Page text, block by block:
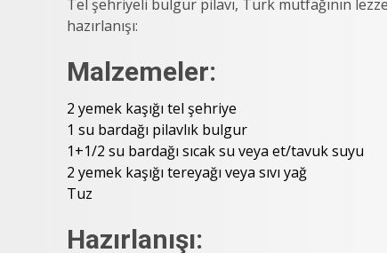
Tel şehriyeli bulgur pilavı, Türk mutfağının
hazırlanışı:
Malzemeler:
2 yemek kaşığı tel şehriye
1 su bardağı pilavlık bulgur
1+1/2 su bardağı sıcak su veya et/tavuk suyu
2 yemek kaşığı tereyağı veya sıvı yağ
Tuz
Hazırlanışı: